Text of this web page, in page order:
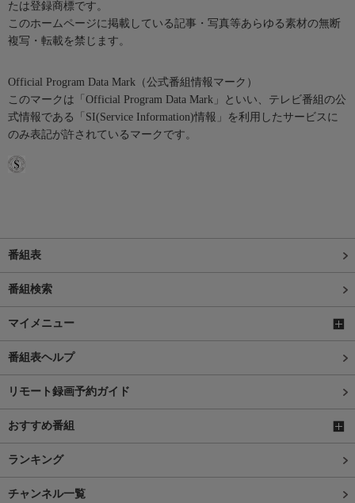
たは登録商標です。
このホームページに掲載している記事・写真等あらゆる素材の無断
複写・転載を禁じます。
Official Program Data Mark（公式番組情報マーク）
このマークは「Official Program Data Mark」といい、テレビ番組の公
式情報である「SI(Service Information)情報」を利用したサービスに
のみ表記が許されているマークです。
番組表
番組検索
マイメニュー
番組表ヘルプ
リモート録画予約ガイド
おすすめ番組
ランキング
チャンネル一覧